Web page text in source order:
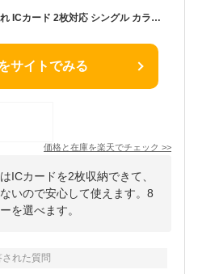
パイロット パスケース 定期入れ ICカード 2枚対応 シングル カラリムパーキー CRPPS-02S [ PILOT バス 電車 通勤 通学 定期 IDカード シンプル 女性 男性 ★ ]【メール便送料無料】
サイトでみる
価格と在庫を楽天でチェック >>
ICカードを2枚収納できて、
いので安心して使えます。8
を選べます。
された質問